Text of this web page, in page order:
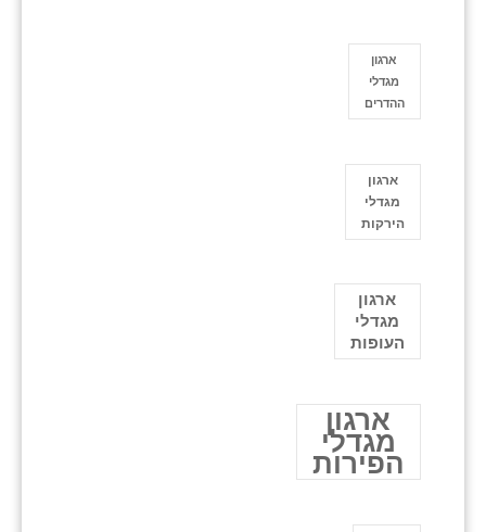
ארגון
מגדלי
ההדרים
ארגון
מגדלי
הירקות
ארגון
מגדלי
העופות
ארגון
מגדלי
הפירות